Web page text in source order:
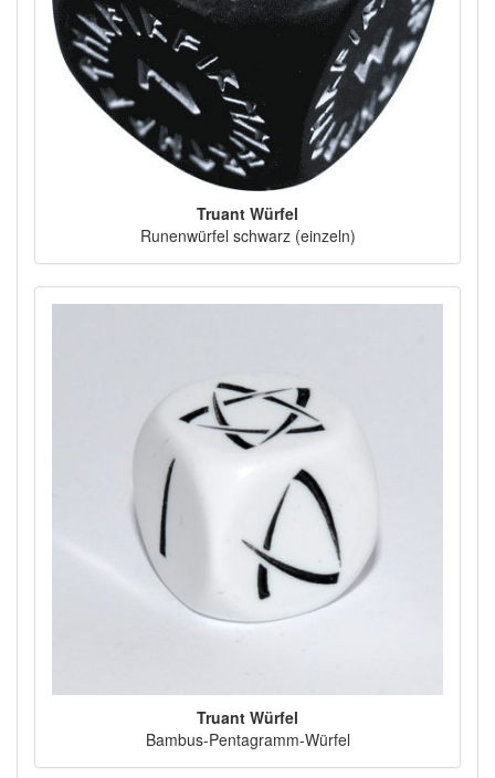
Truant Würfel
Runenwürfel schwarz (einzeln)
Truant Würfel
Bambus-Pentagramm-Würfel